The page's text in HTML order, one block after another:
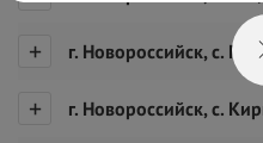
г. Новороссийск, с.
г. Новороссийск, с.